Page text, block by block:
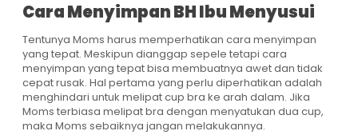
Cara Menyimpan BH Ibu Menyusui
Tentunya Moms harus memperhatikan cara menyimpan
yang tepat. Meskipun dianggap sepele tetapi cara
menyimpan yang tepat bisa membuatnya awet dan tidak
cepat rusak. Hal pertama yang perlu diperhatikan adalah
menghindari untuk melipat cup bra ke arah dalam. Jika
Moms terbiasa melipat bra dengan menyatukan dua cup,
maka Moms sebaiknya jangan melakukannya.